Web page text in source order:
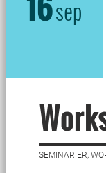
sep
SEMINARIER,